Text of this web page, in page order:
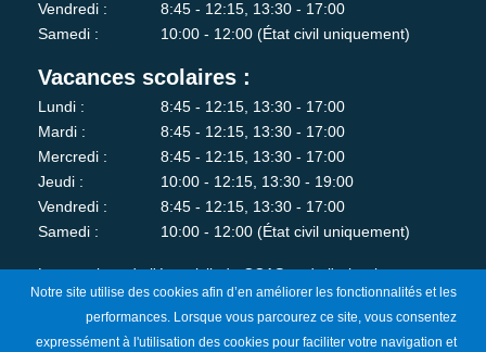
Vendredi :
8:45 - 12:15, 13:30 - 17:00
Samedi :
10:00 - 12:00 (État civil uniquement)
Vacances scolaires :
Lundi :
8:45 - 12:15, 13:30 - 17:00
Mardi :
8:45 - 12:15, 13:30 - 17:00
Mercredi :
8:45 - 12:15, 13:30 - 17:00
Jeudi :
10:00 - 12:15, 13:30 - 19:00
Vendredi :
8:45 - 12:15, 13:30 - 17:00
Samedi :
10:00 - 12:00 (État civil uniquement)
Les services de l'état-civil, du CCAS et de l'urbanisme sont
fermés au public le lundi matin.
Notre site utilise des cookies afin d’en améliorer les fonctionnalités et les
performances. Lorsque vous parcourez ce site, vous consentez
expressément à l'utilisation des cookies pour faciliter votre navigation et